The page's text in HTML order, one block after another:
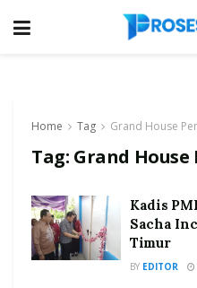
Home Tag Grand House
Tag: Grand
Kadis
Sacha
Timur
BY EDITOR